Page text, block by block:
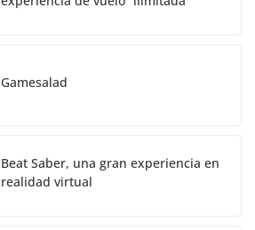
Gamesalad
Beat Saber, una gran experiencia en
realidad virtual